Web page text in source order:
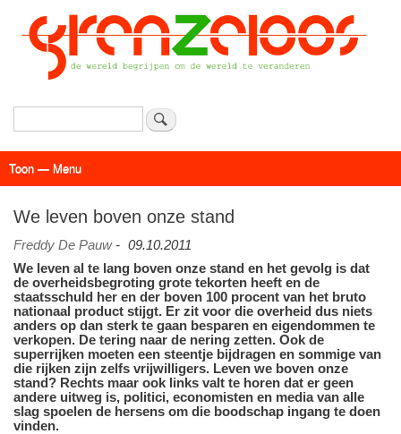
Overslaan
en
naar
de
Zoeken
Menu
Toon — Menu
We leven boven onze stand
Freddy De Pauw- 09.10.2011
We leven al te lang boven onze stand en het gevolg is dat
de overheidsbegroting grote tekorten heeft en de
staatsschuld her en der boven 100 procent van het bruto
nationaal product stijgt. Er zit voor die overheid dus niets
anders op dan sterk te gaan besparen en eigendommen te
verkopen. De tering naar de nering zetten. Ook de
superrijken moeten een steentje bijdragen en sommige van
die rijken zijn zelfs vrijwilligers. Leven we boven onze
stand? Rechts maar ook links valt te horen dat er geen
andere uitweg is, politici, economisten en media van alle
slag spoelen de hersens om die boodschap ingang te doen
vinden.